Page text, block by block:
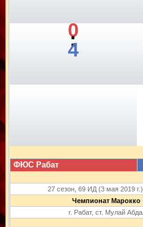
0
:
4
ФЮС Рабат
27 сезон, 69 ИД (3 мая 2019
Чемпионат Марокко
г. Рабат, ст. Мулай